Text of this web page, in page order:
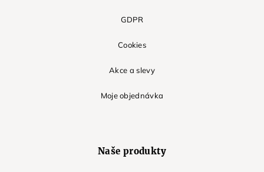
GDPR
Cookies
Akce a slevy
Moje objednávka
Naše produkty